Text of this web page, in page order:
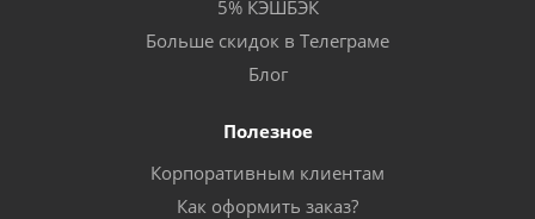
5% КЭШБЭК
Больше скидок в Телеграме
Блог
Полезное
Корпоративным клиентам
Как оформить заказ?